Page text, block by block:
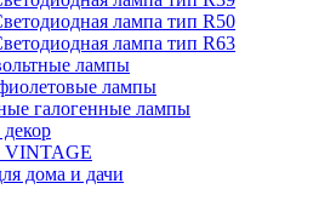
лампа тип R50
лампа тип R63
лампы
лампы
галогенные лампы
дома и дачи